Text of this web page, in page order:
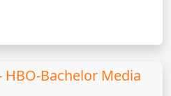
HBO-Bachelor Media